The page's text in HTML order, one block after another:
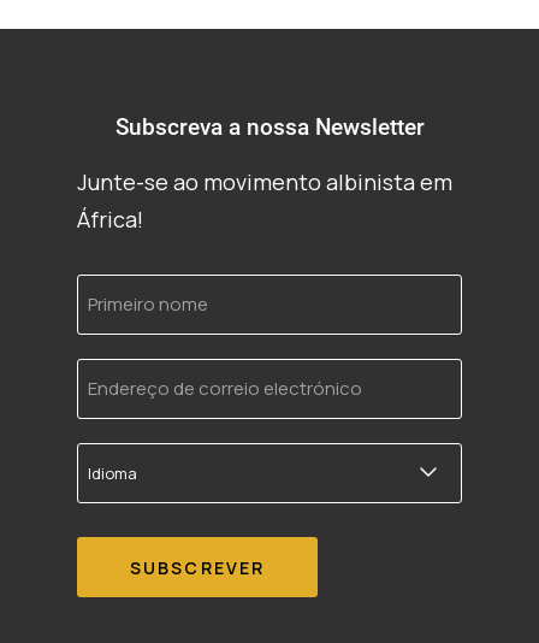
Subscreva a nossa Newsletter
Junte-se ao movimento albinista em
África!
Primeiro
nome
Endereço
de
correio
electrónico
Idioma